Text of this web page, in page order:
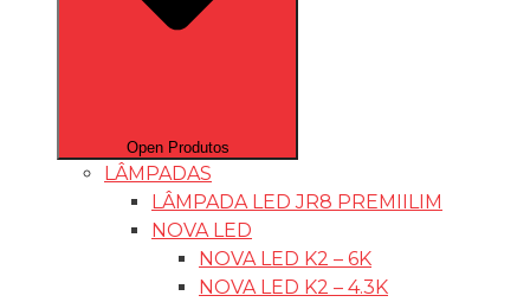
Open Produtos
LÂMPADAS
LÂMPADA LED JR8 PREMIILIM
NOVA LED
NOVA LED K2 – 6K
NOVA LED K2 – 4.3K